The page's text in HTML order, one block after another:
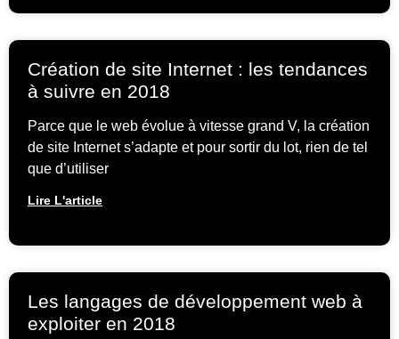
Création de site Internet : les tendances
à suivre en 2018
Parce que le web évolue à vitesse grand V, la création
de site Internet s’adapte et pour sortir du lot, rien de tel
que d’utiliser
Lire L'article
Les langages de développement web à
exploiter en 2018